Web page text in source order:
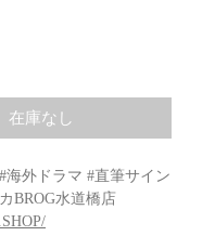
在庫なし
海外ドラマ #直筆サイン
BROG水道橋店